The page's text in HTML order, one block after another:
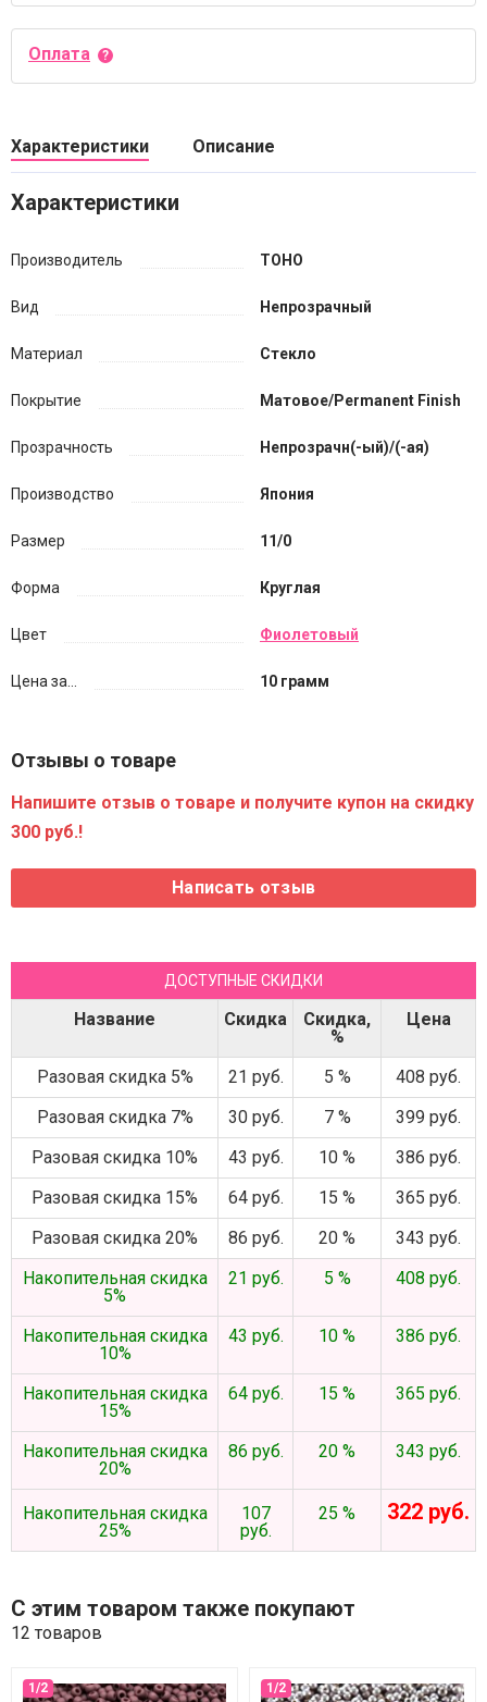
Оплата
Характеристики Описание
Характеристики
Производитель TOHO
Вид Непрозрачный
Материал Стекло
Покрытие Матовое/Permanent Finish
Прозрачность Непрозрачн(-ый)/(-ая)
Производство Япония
Размер 11/0
Форма Круглая
Цвет Фиолетовый
Цена за... 10 грамм
Отзывы о товаре
Напишите отзыв о товаре и получите купон на скидку
300 руб.!
ДОСТУПНЫЕ СКИДКИ
Название Скидка
Скидка,
%
Цена
Разовая скидка 5% 21 руб. 5 %
408 руб.
Разовая скидка 7%
30 руб. 7 %
399 руб.
Разовая скидка 10%
43 руб. 10 %
386 руб.
Разовая скидка 15%
64 руб. 15 %
365 руб.
Разовая скидка 20%
86 руб. 20 %
343 руб.
Накопительная скидка
5%
21 руб. 5 % 408 руб.
Накопительная скидка
10%
43 руб. 10 % 386 руб.
Накопительная скидка
15%
64 руб. 15 % 365 руб.
Накопительная скидка
20%
86 руб. 20 % 343 руб.
Накопительная скидка
25%
107
руб.
25 % 322 руб.
С этим товаром также покупают
12 товаров